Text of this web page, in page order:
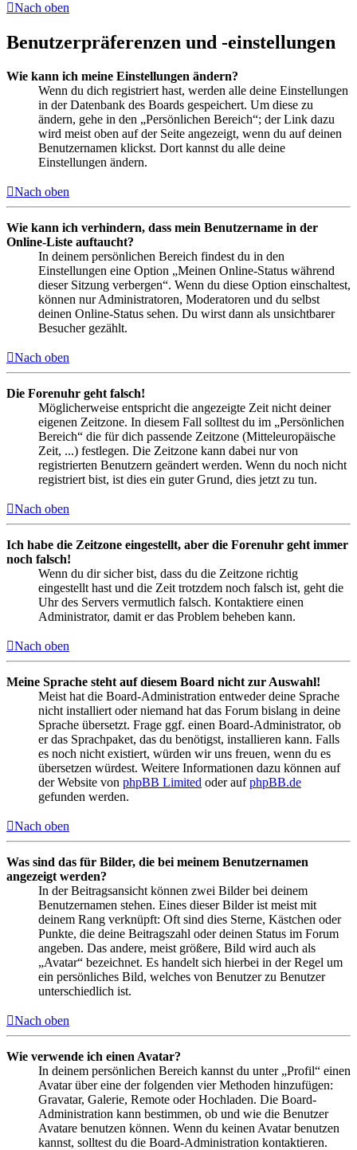
Nach oben
Benutzerpräferenzen und -einstellungen
Wie kann ich meine Einstellungen ändern?
Wenn du dich registriert hast, werden alle deine Einstellungen
in der Datenbank des Boards gespeichert. Um diese zu
ändern, gehe in den „Persönlichen Bereich“; der Link dazu
wird meist oben auf der Seite angezeigt, wenn du auf deinen
Benutzernamen klickst. Dort kannst du alle deine
Einstellungen ändern.
Nach oben
Wie kann ich verhindern, dass mein Benutzername in der
Online-Liste auftaucht?
In deinem persönlichen Bereich findest du in den
Einstellungen eine Option „Meinen Online-Status während
dieser Sitzung verbergen“. Wenn du diese Option einschaltest,
können nur Administratoren, Moderatoren und du selbst
deinen Online-Status sehen. Du wirst dann als unsichtbarer
Besucher gezählt.
Nach oben
Die Forenuhr geht falsch!
Möglicherweise entspricht die angezeigte Zeit nicht deiner
eigenen Zeitzone. In diesem Fall solltest du im „Persönlichen
Bereich“ die für dich passende Zeitzone (Mitteleuropäische
Zeit, ...) festlegen. Die Zeitzone kann dabei nur von
registrierten Benutzern geändert werden. Wenn du noch nicht
registriert bist, ist dies ein guter Grund, dies jetzt zu tun.
Nach oben
Ich habe die Zeitzone eingestellt, aber die Forenuhr geht immer
noch falsch!
Wenn du dir sicher bist, dass du die Zeitzone richtig
eingestellt hast und die Zeit trotzdem noch falsch ist, geht die
Uhr des Servers vermutlich falsch. Kontaktiere einen
Administrator, damit er das Problem beheben kann.
Nach oben
Meine Sprache steht auf diesem Board nicht zur Auswahl!
Meist hat die Board-Administration entweder deine Sprache
nicht installiert oder niemand hat das Forum bislang in deine
Sprache übersetzt. Frage ggf. einen Board-Administrator, ob
er das Sprachpaket, das du benötigst, installieren kann. Falls
es noch nicht existiert, würden wir uns freuen, wenn du es
übersetzen würdest. Weitere Informationen dazu können auf
der Website von phpBB Limited oder aufphpBB.de
gefunden werden.
Nach oben
Was sind das für Bilder, die bei meinem Benutzernamen
angezeigt werden?
In der Beitragsansicht können zwei Bilder bei deinem
Benutzernamen stehen. Eines dieser Bilder ist meist mit
deinem Rang verknüpft: Oft sind dies Sterne, Kästchen oder
Punkte, die deine Beitragszahl oder deinen Status im Forum
angeben. Das andere, meist größere, Bild wird auch als
„Avatar“ bezeichnet. Es handelt sich hierbei in der Regel um
ein persönliches Bild, welches von Benutzer zu Benutzer
unterschiedlich ist.
Nach oben
Wie verwende ich einen Avatar?
In deinem persönlichen Bereich kannst du unter „Profil“ einen
Avatar über eine der folgenden vier Methoden hinzufügen:
Gravatar, Galerie, Remote oder Hochladen. Die Board-
Administration kann bestimmen, ob und wie die Benutzer
Avatare benutzen können. Wenn du keinen Avatar benutzen
kannst, solltest du die Board-Administration kontaktieren.